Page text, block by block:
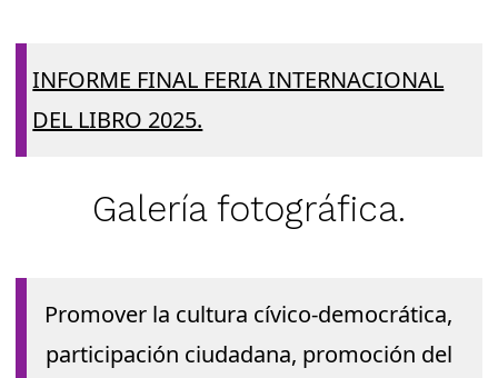
INFORME FINAL FERIA INTERNACIONAL
DEL LIBRO 2025.
Galería fotográfica.
Promover la cultura cívico-democrática,
participación ciudadana, promoción del